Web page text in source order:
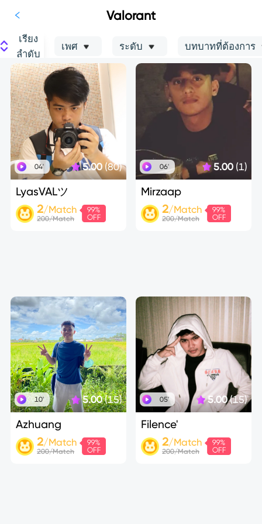
Valorant
เรียง
ลำดับ
เพศ ระดับ บทบาทที่ต้องการ
04' 5.00(80)
LyasVALツ
2/Match
200/Match
06' 5.00 (1)
Mirzaap
2/Match
200/Match
10' 5.00(15)
Azhuang
2/Match
200/Match
05' 5.00(15)
Filence'
2/Match
200/Match